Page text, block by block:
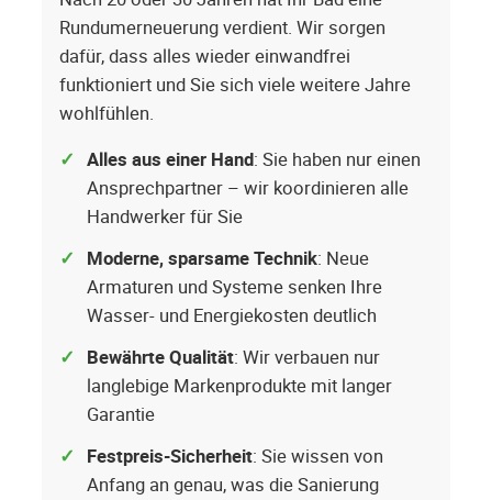
Rundumerneuerung verdient. Wir sorgen
dafür, dass alles wieder einwandfrei
funktioniert und Sie sich viele weitere Jahre
wohlfühlen.
Alles aus einer Hand: Sie haben nur einen
Ansprechpartner – wir koordinieren alle
Handwerker für Sie
Moderne, sparsame Technik: Neue
Armaturen und Systeme senken Ihre
Wasser- und Energiekosten deutlich
Bewährte Qualität: Wir verbauen nur
langlebige Markenprodukte mit langer
Garantie
Festpreis-Sicherheit: Sie wissen von
Anfang an genau, was die Sanierung